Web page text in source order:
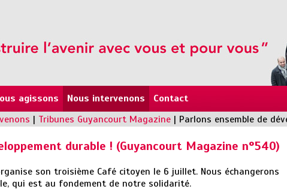
agissons Nous intervenons
Contact
| Tribunes Guyancourt Magazine | Parlons ensemble de
durable ! (Guyancourt Magazine n°540)
son troisième Café citoyen le 6 juillet. Nous échangerons
qui est au fondement de notre solidarité.